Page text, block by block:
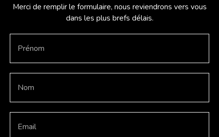
Merci de remplir le formulaire, nous reviendrons vers vous
dans les plus brefs délais.
Prénom
Nom
Email